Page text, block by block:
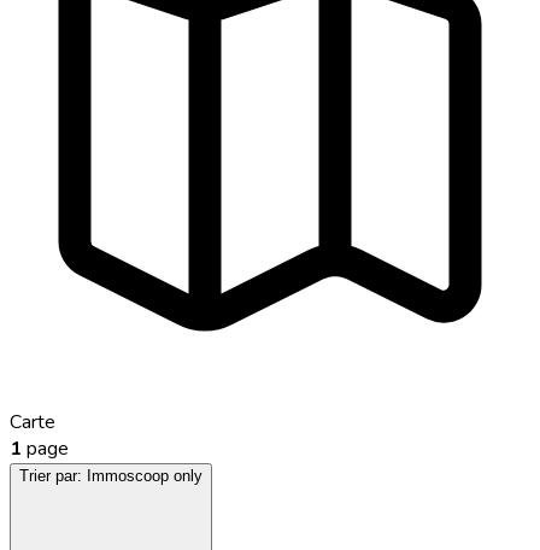
Carte
1 page
Trier par: Immoscoop only